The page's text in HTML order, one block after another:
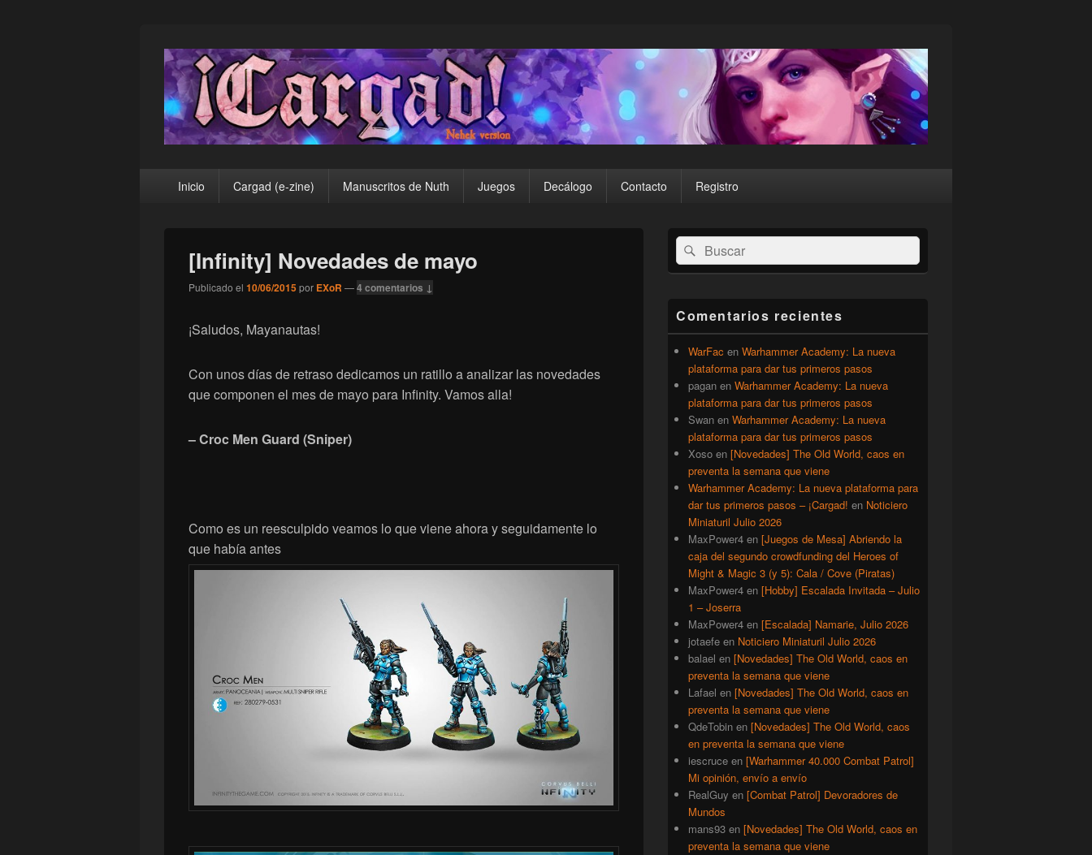
¡Cargad!
principalInicio Cargad (e-zine) Manuscritos de Nuth Juegos Decálogo Contacto Registro
[Infinity] Novedades de mayo
Publicado el 10/06/2015por EXoR —4 comentarios ↓
¡Saludos, Mayanautas!
Con unos días de retraso dedicamos un ratillo a analizar las novedades
que componen el mes de mayo para Infinity. Vamos alla!
– Croc Men Guard (Sniper)
Como es un reesculpido veamos lo que viene ahora y seguidamente lo
que había antes
El
área
de
lateral
primaria
Buscar
por:
Buscar
Comentarios recientes
WarFac en Warhammer Academy: La nueva
plataforma para dar tus primeros pasos
pagan en Warhammer Academy: La nueva
plataforma para dar tus primeros pasos
Swan en Warhammer Academy: La nueva
plataforma para dar tus primeros pasos
Xoso en [Novedades] The Old World, caos en
preventa la semana que viene
Warhammer Academy: La nueva plataforma para
dar tus primeros pasos – ¡Cargad! en Noticiero
Miniaturil Julio 2026
MaxPower4 en [Juegos de Mesa] Abriendo la
caja del segundo crowdfunding del Heroes of
Might & Magic 3 (y 5): Cala / Cove (Piratas)
MaxPower4 en [Hobby] Escalada Invitada – Julio
1 – Joserra
MaxPower4 en [Escalada] Namarie, Julio 2026
jotaefe en Noticiero Miniaturil Julio 2026
balael en [Novedades] The Old World, caos en
preventa la semana que viene
Lafael en [Novedades] The Old World, caos en
preventa la semana que viene
QdeTobin en [Novedades] The Old World, caos
en preventa la semana que viene
iescruce en [Warhammer 40.000 Combat Patrol]
Mi opinión, envío a envío
RealGuy en [Combat Patrol] Devoradores de
Mundos
mans93 en [Novedades] The Old World, caos en
preventa la semana que viene